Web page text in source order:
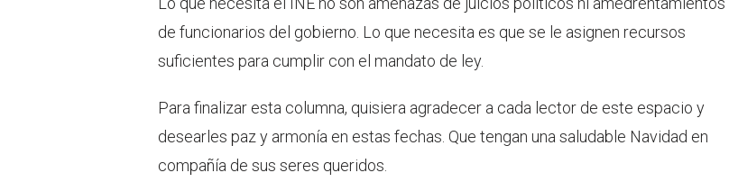
de funcionarios del gobierno. Lo que necesita es que se le asignen recursos
suficientes para cumplir con el mandato de ley.
Para finalizar esta columna, quisiera agradecer a cada lector de este espacio y
desearles paz y armonía en estas fechas. Que tengan una saludable Navidad en
compañía de sus seres queridos.